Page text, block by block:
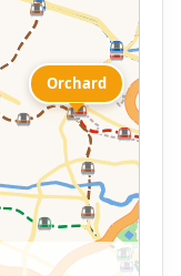
Orchard